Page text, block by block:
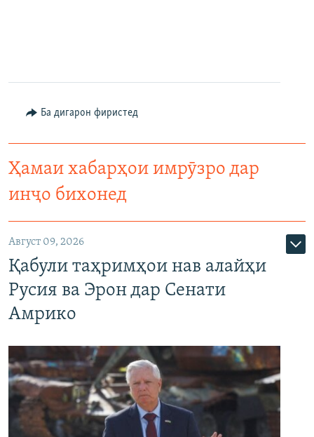
Ба дигарон фиристед
Ҳамаи хабарҳои имрӯзро дар
инҷо бихонед
Август 09, 2026
Қабули таҳримҳои нав алайҳи
Русия ва Эрон дар Сенати
Амрико